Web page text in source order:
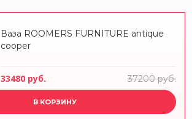
Ваза ROOMERS FURNITURE antique
cooper
33480 руб. 37200 руб.
В КОРЗИНУ